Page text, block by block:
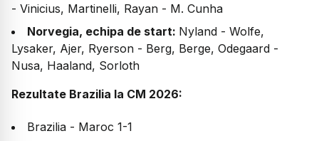
- Vinicius, Martinelli, Rayan - M. Cunha
Norvegia, echipa de start: Nyland - Wolfe,
Lysaker, Ajer, Ryerson - Berg, Berge, Odegaard -
Nusa, Haaland, Sorloth
Rezultate Brazilia la CM 2026:
Brazilia - Maroc 1-1